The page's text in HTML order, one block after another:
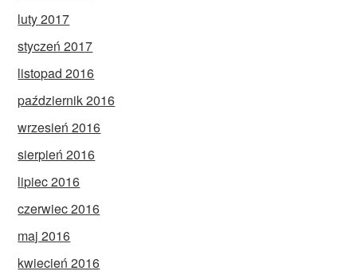
luty 2017
styczeń 2017
listopad 2016
październik 2016
wrzesień 2016
sierpień 2016
lipiec 2016
czerwiec 2016
maj 2016
kwiecień 2016